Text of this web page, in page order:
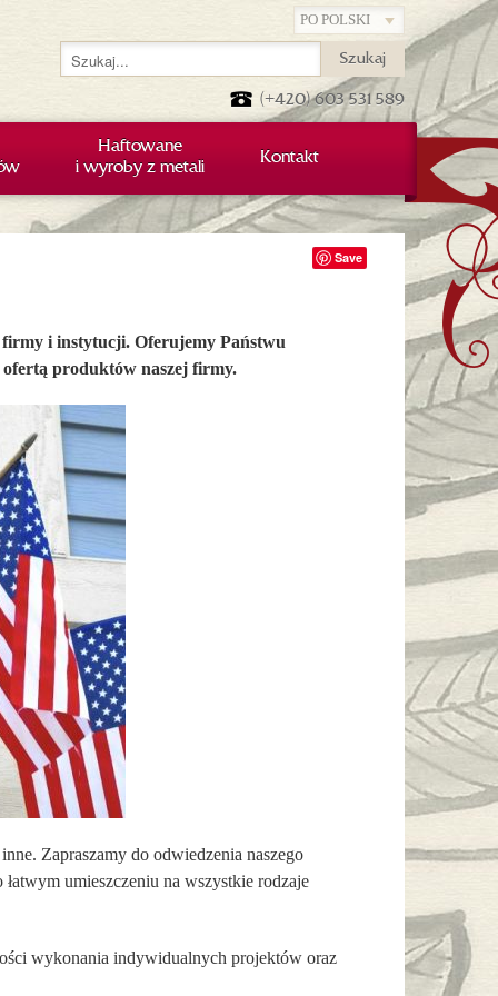
firmy i instytucji. Oferujemy Państwu
produktów naszej firmy.
Zapraszamy do odwiedzenia naszego
umieszczeniu na wszystkie rodzaje
wykonania indywidualnych projektów oraz
Save
Haftowane
i wyroby z metali
Kontakt
(+420) 603 531 589
Szukaj